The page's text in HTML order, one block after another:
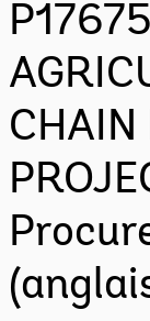
CHAIN